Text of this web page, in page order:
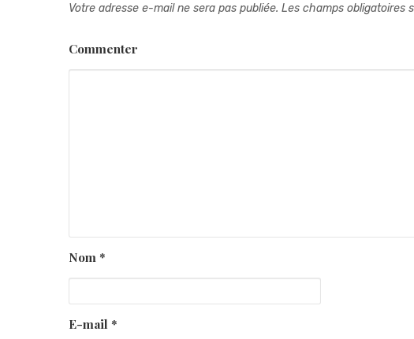
Votre adresse e-mail ne sera pas publiée. Les champs obligatoires
Commenter
Nom *
E-mail *